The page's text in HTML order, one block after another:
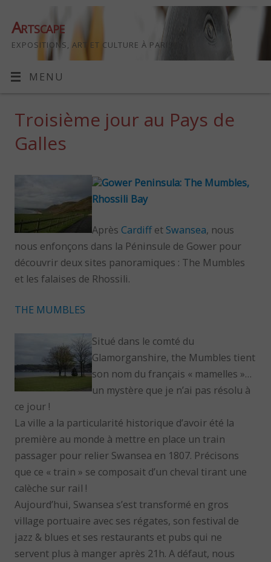
Artscape
EXPOSITIONS, ART ET CULTURE À PARIS
MENU
Troisième jour au Pays de
Galles
Gower Peninsula: The Mumbles,
Rhossili Bay
Après Cardiffet Swansea, nous
nous enfonçons dans la Péninsule de Gower pour
découvrir deux sites panoramiques : The Mumbles
et les falaises de Rhossili.
THE MUMBLES
Situé dans le comté du
Glamorganshire, the Mumbles tient
son nom du français « mamelles »…
un mystère que je n’ai pas résolu à
ce jour !
La ville a la particularité historique d’avoir été la
première au monde à mettre en place un train
passager pour relier Swansea en 1807. Précisons
que ce « train » se composait d’un cheval tirant une
calèche sur rail !
Aujourd’hui, Swansea s’est transformé en gros
village portuaire avec ses régates, son festival de
jazz & blues et ses restaurants et pubs qui ne
servent plus à manger après 21h. A défaut, nous